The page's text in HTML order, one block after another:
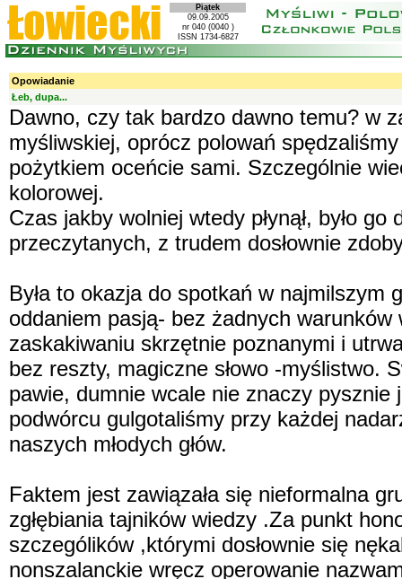
Piątek
09.09.2005
nr 040 (0040 )
ISSN 1734-6827
Opowiadanie
Łeb, dupa...
Dawno, czy tak bardzo dawno temu? w
myśliwskiej, oprócz polowań
pożytkiem oceńcie sami. Szczególnie
kolorowej.
Czas jakby wolniej wtedy płynął, było
przeczytanych, z trudem dosłownie
Była to okazja do spotkań w najmilszym
oddaniem pasją- bez żadnych
zaskakiwaniu skrzętnie poznanymi i
bez reszty, magiczne słowo -myślistwo.
pawie, dumnie wcale nie znaczy pysznie
podwórcu gulgotaliśmy przy każdej
naszych młodych głów.
Faktem jest zawiązała się nieformalna
zgłębiania tajników wiedzy .Za punkt
szczególików ,którymi dosłownie się
nonszalanckie wręcz operowanie